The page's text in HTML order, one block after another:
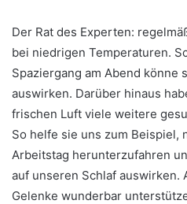
Der Rat des Experten:
bei niedrigen Temperaturen.
Spaziergang am Abend könne
auswirken. Darüber hinaus
frischen Luft viele weitere
So helfe sie uns zum Beispiel,
Arbeitstag herunterzufahren
auf unseren Schlaf auswirken.
Gelenke wunderbar